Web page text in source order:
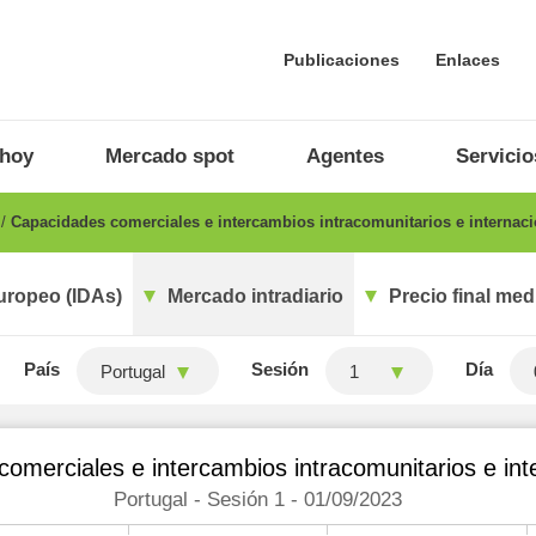
Publicaciones Enlaces
Mercado spot Agentes
Capacidades comerciales e intercambios intracomunitarios e
(IDAs) Mercado intradiario Precio final
País Portugal Sesión 1 Día
e intercambios intracomunitarios e
Portugal - Sesión 1 - 01/09/2023